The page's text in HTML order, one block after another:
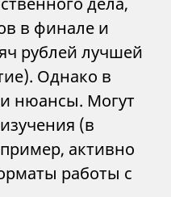
в финале и
рублей лучшей
Однако в
нюансы. Могут
(в
активно
работы с